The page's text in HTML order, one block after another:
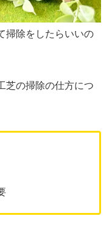
掃除をしたらいいの
芝の掃除の仕方につ